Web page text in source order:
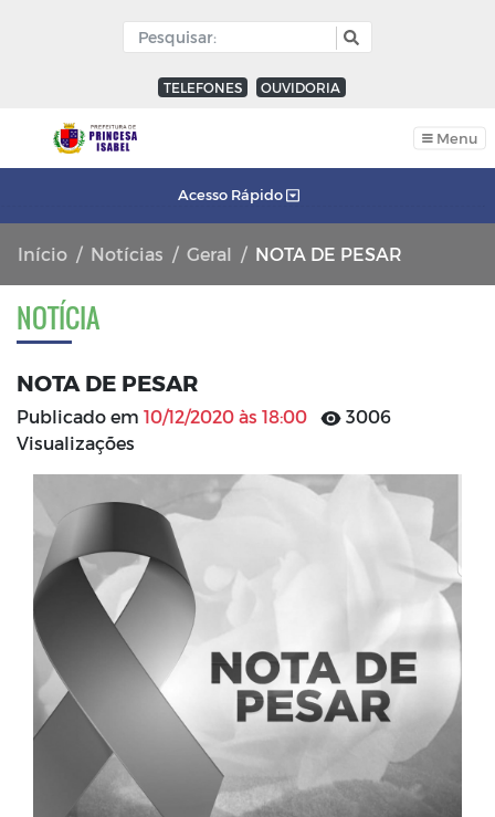
TELEFONES OUVIDORIA
Menu
Acesso Rápido
Início Notícias Geral NOTA DE PESAR
NOTÍCIA
NOTA DE PESAR
Publicado em 10/12/2020 às 18:00
3006
Visualizações